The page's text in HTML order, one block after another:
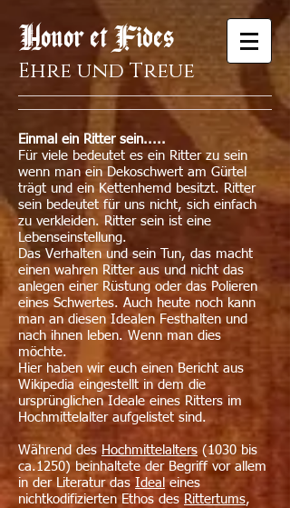
Honor et Fides
Ehre und Treue
Einmal ein Ritter sein.....
Für viele bedeutet es ein Ritter zu sein
wenn man ein Dekoschwert am Gürtel
trägt und ein Kettenhemd besitzt. Ritter
sein bedeutet für uns nicht, sich einfach
zu verkleiden. Ritter sein ist eine
Lebenseinstellung.
Das Verhalten und sein Tun, das macht
einen wahren Ritter aus und nicht das
anlegen einer Rüstung oder das Polieren
eines Schwertes. Auch heute noch kann
man an diesen Idealen Festhalten und
nach ihnen leben. Wenn man dies
möchte.
Hier haben wir euch einen Bericht aus
Wikipedia eingestellt in dem die
ursprünglichen Ideale eines Ritters im
Hochmittelalter aufgelistet sind.
Während des Hochmittelalters (1030 bis
ca.1250) beinhaltete der Begriff vor allem
in der Literatur das Ideal eines
nichtkodifizierten Ethos des Rittertums,